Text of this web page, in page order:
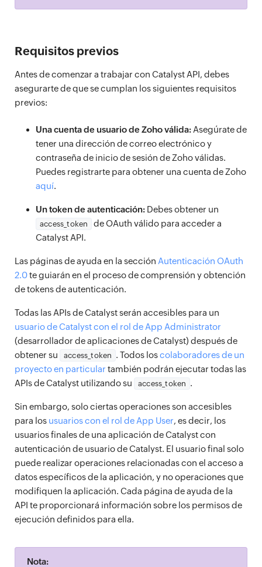
Requisitos previos
Antes de comenzar a trabajar con Catalyst API, debes
asegurarte de que se cumplan los siguientes requisitos
previos:
Una cuenta de usuario de Zoho válida: Asegúrate de
tener una dirección de correo electrónico y
contraseña de inicio de sesión de Zoho válidas.
Puedes registrarte para obtener una cuenta de Zoho
aquí.
Un token de autenticación: Debes obtener un
access_token
de OAuth válido para acceder a
Catalyst API.
Las páginas de ayuda en la sección Autenticación OAuth
2.0te guiarán en el proceso de comprensión y obtención
de tokens de autenticación.
Todas las APIs de Catalyst serán accesibles para un
usuario de Catalyst con el rol de App Administrator
(desarrollador de aplicaciones de Catalyst) después de
obtener su
access_token . Todos loscolaboradores de un
proyecto en particular también podrán ejecutar todas las
APIs de Catalyst utilizando su
access_token .
Sin embargo, solo ciertas operaciones son accesibles
para los usuarios con el rol de App User, es decir, los
usuarios finales de una aplicación de Catalyst con
autenticación de usuario de Catalyst. El usuario final solo
puede realizar operaciones relacionadas con el acceso a
datos específicos de la aplicación, y no operaciones que
modifiquen la aplicación. Cada página de ayuda de la
API te proporcionará información sobre los permisos de
ejecución definidos para ella.
Nota: